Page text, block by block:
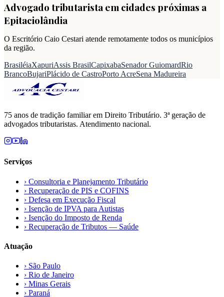
Advogado tributarista em cidades próximas a
Epitaciolândia
O Escritório Caio Cestari atende remotamente todos os municípios
da região.
BrasiléiaXapuriAssis BrasilCapixabaSenador GuiomardRio
BrancoBujariPlácido de CastroPorto AcreSena Madureira
75 anos de tradição familiar em Direito Tributário. 3ª geração de
advogados tributaristas. Atendimento nacional.
Serviços
› Consultoria e Planejamento Tributário
› Recuperação de PIS e COFINS
› Defesa em Execução Fiscal
› Isenção de IPVA para Autistas
› Isenção do Imposto de Renda
› Recuperação de Tributos — Saúde
Atuação
› São Paulo
› Rio de Janeiro
› Minas Gerais
› Paraná